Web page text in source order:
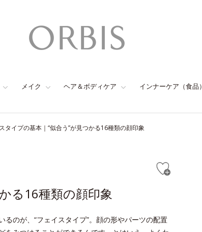
メイク ヘア＆ボディケア インナーケア（食品）
タイプの基本｜“似合う”が見つかる16種類の顔印象
る16種類の顔印象
のが、“フェイスタイプ”。顔の形やパーツの配置